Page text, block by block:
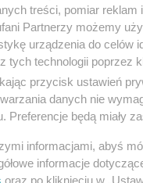
się do uwag
znam, nie
i komentować
treści, pomiar reklam
Partnerzy możemy
urządzenia do celów
tych technologii poprzez
przycisk ustawień
danych nie
Preferencje będą miały
informacjami, abyś
informacje
oraz po kliknięciu w